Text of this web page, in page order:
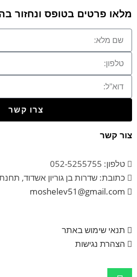
מלאו פרטים בטופס ונחזור
צרו קשר
צור קשר
טלפון: 052-5255755
כתובת: שדרות בן גוריון אשדוד,
moshelev51@gmail.com
תנאי שימוש באתר
הצהרת נגישות